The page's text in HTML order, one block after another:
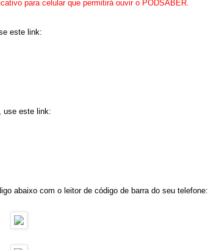
para celular que permitirá ouvir o PODSABER.
este link:
use este link:
abaixo com o leitor de código de barra do seu telefone: